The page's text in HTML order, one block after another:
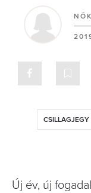
CSILLAGJEGY
Új év, új